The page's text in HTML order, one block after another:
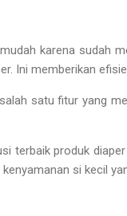
karena sudah
Ini memberikan
satu fitur yang
terbaik produk
si kecil